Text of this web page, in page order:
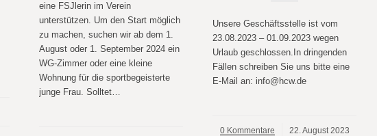
eine FSJlerin im Verein
unterstützen. Um den Start möglich
zu machen, suchen wir ab dem 1.
August oder 1. September 2024 ein
WG-Zimmer oder eine kleine
Wohnung für die sportbegeisterte
junge Frau. Solltet…
Unsere Geschäftsstelle ist vom
23.08.2023 – 01.09.2023 wegen
Urlaub geschlossen.In dringenden
Fällen schreiben Sie uns bitte eine
E-Mail an: info@hcw.de
0 Kommentare
/ 22. August 2023